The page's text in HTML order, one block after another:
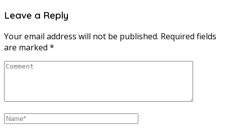
Leave a Reply
Your email address will not be published. Required fields
are marked *